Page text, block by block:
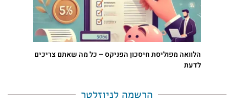
הלוואה מפוליסת חיסכון הפניקס – כל מה שאתם צריכים
לדעת
הרשמה לניוזלטר​